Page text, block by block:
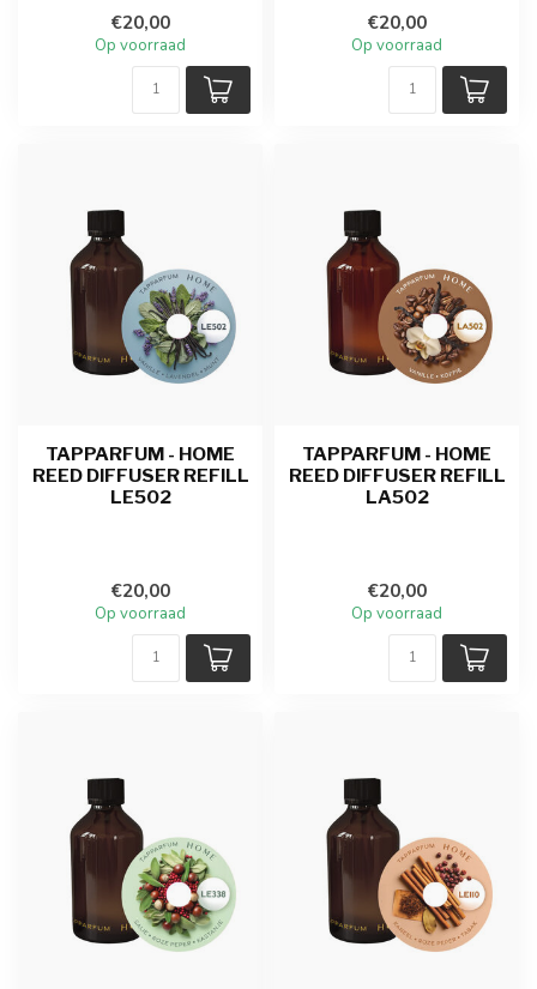
€20,00
Op voorraad
€20,00
Op voorraad
TAPPARFUM - HOME
REED DIFFUSER REFILL
LE502
€20,00
Op voorraad
TAPPARFUM - HOME
REED DIFFUSER REFILL
LA502
€20,00
Op voorraad